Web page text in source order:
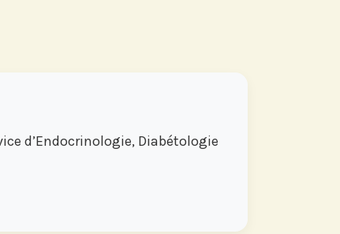
d’Endocrinologie, Diabétologie